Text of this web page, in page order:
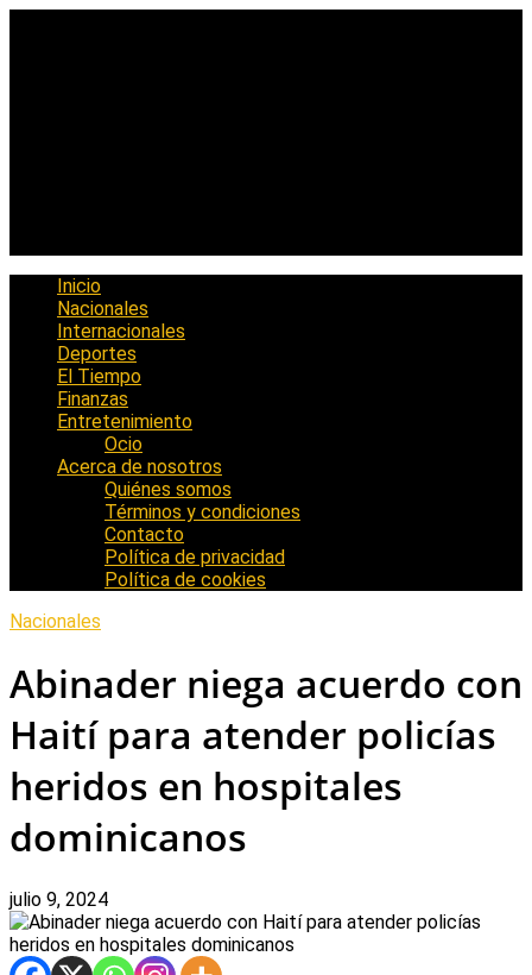
Inicio
Nacionales
Internacionales
Deportes
El Tiempo
Finanzas
Entretenimiento
Ocio
Acerca de nosotros
Quiénes somos
Términos y condiciones
Contacto
Política de privacidad
Política de cookies
Nacionales
Abinader niega acuerdo con
Haití para atender policías
heridos en hospitales
dominicanos
julio 9, 2024